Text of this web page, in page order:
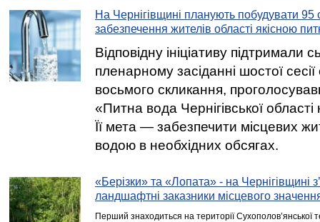
На Чернігівщині планують побудувати
забезпечення жителів області якісною
Відповідну ініціативу підтримали
пленарному засіданні шостої
восьмого скликання,
«Питна вода Чернігівської
Її мета — забезпечити місцевих
водою в необхідних обсягах.
«Берізки» та «Лопата» - на Чернігівщині
ландшафтні заказники місцевого
Перший знаходиться на території Сухополов’янської